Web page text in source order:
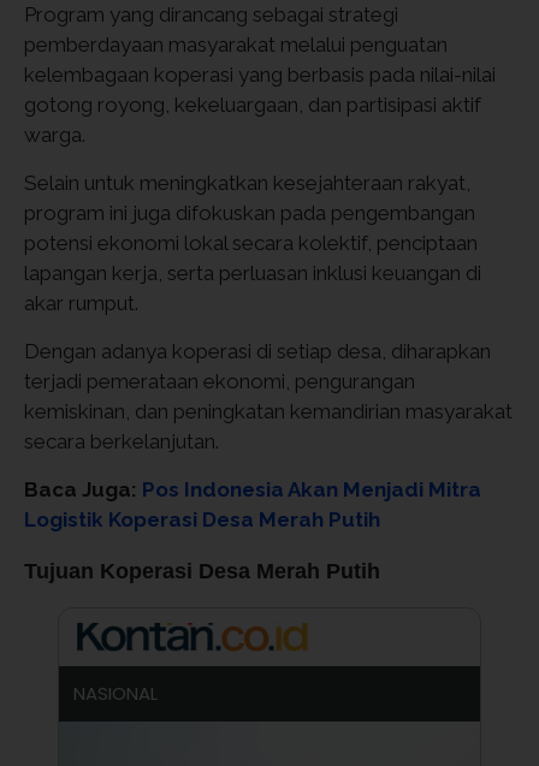
Program yang dirancang sebagai strategi
pemberdayaan masyarakat melalui penguatan
kelembagaan koperasi yang berbasis pada nilai-nilai
gotong royong, kekeluargaan, dan partisipasi aktif
warga.
Selain untuk meningkatkan kesejahteraan rakyat,
program ini juga difokuskan pada pengembangan
potensi ekonomi lokal secara kolektif, penciptaan
lapangan kerja, serta perluasan inklusi keuangan di
akar rumput.
Dengan adanya koperasi di setiap desa, diharapkan
terjadi pemerataan ekonomi, pengurangan
kemiskinan, dan peningkatan kemandirian masyarakat
secara berkelanjutan.
Baca Juga: Pos Indonesia Akan Menjadi Mitra
Logistik Koperasi Desa Merah Putih
Tujuan Koperasi Desa Merah Putih
NASIONAL